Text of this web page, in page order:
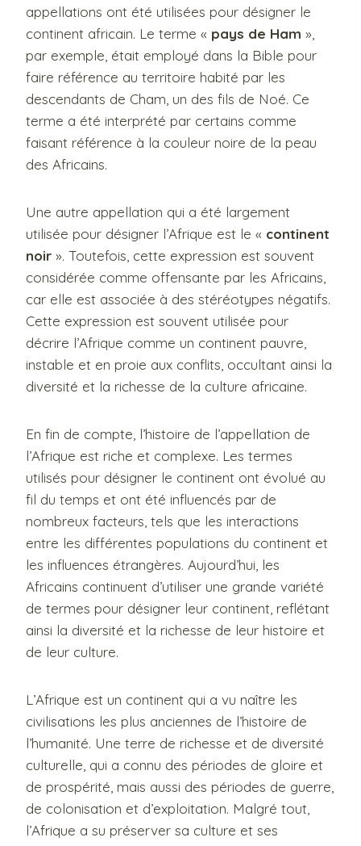
appellations ont été utilisées pour désigner le
continent africain. Le terme « pays de Ham »,
par exemple, était employé dans la Bible pour
faire référence au territoire habité par les
descendants de Cham, un des fils de Noé. Ce
terme a été interprété par certains comme
faisant référence à la couleur noire de la peau
des Africains.
Une autre appellation qui a été largement
utilisée pour désigner l’Afrique est le « continent
noir ». Toutefois, cette expression est souvent
considérée comme offensante par les Africains,
car elle est associée à des stéréotypes négatifs.
Cette expression est souvent utilisée pour
décrire l’Afrique comme un continent pauvre,
instable et en proie aux conflits, occultant ainsi la
diversité et la richesse de la culture africaine.
En fin de compte, l’histoire de l’appellation de
l’Afrique est riche et complexe. Les termes
utilisés pour désigner le continent ont évolué au
fil du temps et ont été influencés par de
nombreux facteurs, tels que les interactions
entre les différentes populations du continent et
les influences étrangères. Aujourd’hui, les
Africains continuent d’utiliser une grande variété
de termes pour désigner leur continent, reflétant
ainsi la diversité et la richesse de leur histoire et
de leur culture.
L’Afrique est un continent qui a vu naître les
civilisations les plus anciennes de l’histoire de
l’humanité. Une terre de richesse et de diversité
culturelle, qui a connu des périodes de gloire et
de prospérité, mais aussi des périodes de guerre,
de colonisation et d’exploitation. Malgré tout,
l’Afrique a su préserver sa culture et ses